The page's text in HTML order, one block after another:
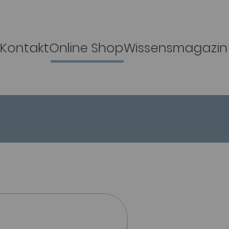
KontaktOnline ShopWissensmagazin